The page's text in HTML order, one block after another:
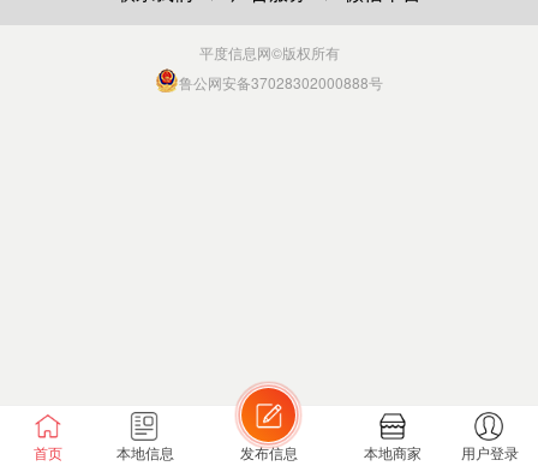
首页 本地信息 发布信息 本地商家 用户登录
平度信息网©版权所有
鲁公网安备37028302000888号